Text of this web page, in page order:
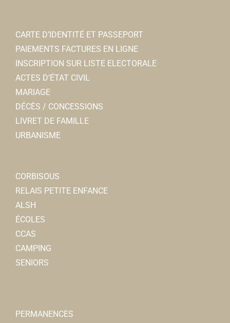
CARTE D’IDENTITÉ ET PASSEPORT
PAIEMENTS FACTURES EN LIGNE
INSCRIPTION SUR LISTE ELECTORALE
ACTES D’ÉTAT CIVIL
MARIAGE
DÉCÈS / CONCESSIONS
LIVRET DE FAMILLE
URBANISME
CORBISOUS
RELAIS PETITE ENFANCE
ALSH
ÉCOLES
CCAS
CAMPING
SENIORS
PERMANENCES